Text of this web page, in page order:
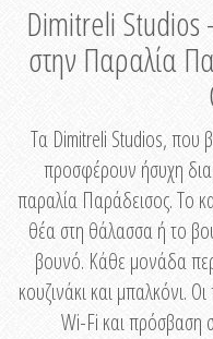
Dimitreli Studios
στην Παραλία
Τα Dimitreli Studios, που
προσφέρουν ήσυχη
παραλία Παράδεισος. Το
θέα στη θάλασσα ή το
βουνό. Κάθε μονάδα
κουζινάκι και μπαλκόνι.
Wi-Fi και πρόσβαση